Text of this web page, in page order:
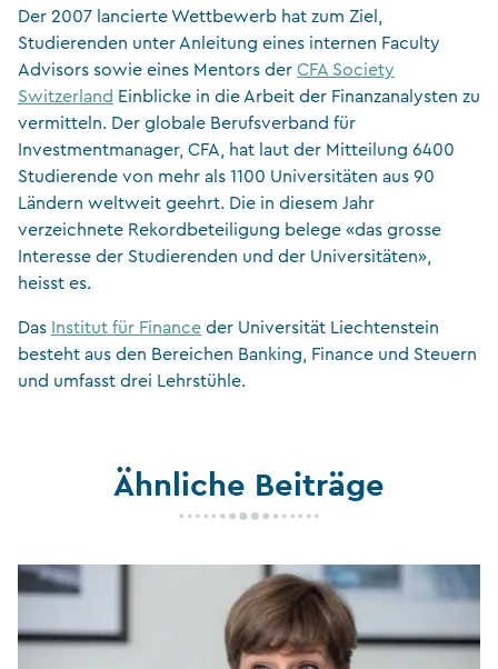
Der 2007 lancierte Wettbewerb hat zum Ziel,
Studierenden unter Anleitung eines internen Faculty
Advisors sowie eines Mentors der CFA Society
Switzerland Einblicke in die Arbeit der Finanzanalysten zu
vermitteln. Der globale Berufsverband für
Investmentmanager, CFA, hat laut der Mitteilung 6400
Studierende von mehr als 1100 Universitäten aus 90
Ländern weltweit geehrt. Die in diesem Jahr
verzeichnete Rekordbeteiligung belege «das grosse
Interesse der Studierenden und der Universitäten»,
heisst es.
Das Institut für Finance der Universität Liechtenstein
besteht aus den Bereichen Banking, Finance und Steuern
und umfasst drei Lehrstühle.
Ähnliche Beiträge